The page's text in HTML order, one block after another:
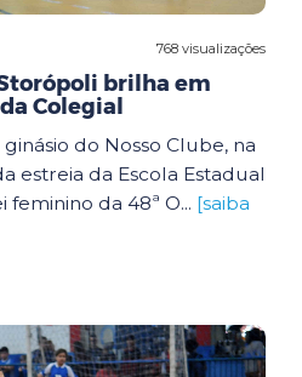
768 visualizações
brilha em
Colegial
do Nosso Clube, na
estreia da Escola Estadual
da 48ª O... [saiba